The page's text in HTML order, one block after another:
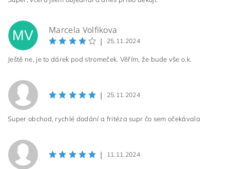
MV Marcela Volfikova
| 25.11.2024
Ještě ne, je to dárek pod stromeček. Věřím, že bude vše o.k.
| 25.11.2024
Super obchod, rychlé dodání a fritéza supr čo sem očekávala
| 11.11.2024